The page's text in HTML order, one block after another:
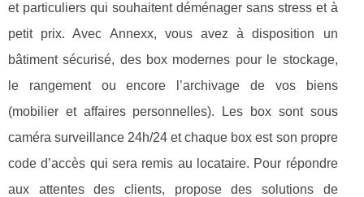
et particuliers qui souhaitent déménager sans stress et à
petit prix. Avec Annexx, vous avez à disposition un
bâtiment sécurisé, des box modernes pour le stockage,
le rangement ou encore l’archivage de vos biens
(mobilier et affaires personnelles). Les box sont sous
caméra surveillance 24h/24 et chaque box est son propre
code d’accès qui sera remis au locataire. Pour répondre
aux attentes des clients, propose des solutions de